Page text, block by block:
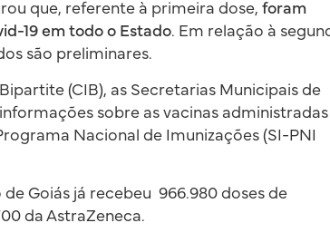
que, referente à primeira dose,foram
19 em todo o Estado. Em relação à
são preliminares.
(CIB), as Secretarias Municipais de
sobre as vacinas administradas
Nacional de Imunizações (SI-PNI
Goiás já recebeu 966.980 doses de
da AstraZeneca.